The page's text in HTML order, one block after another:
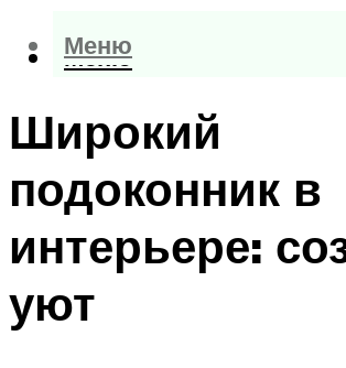
Меню
Меню
Широкий
подоконник в
интерьере:
уют